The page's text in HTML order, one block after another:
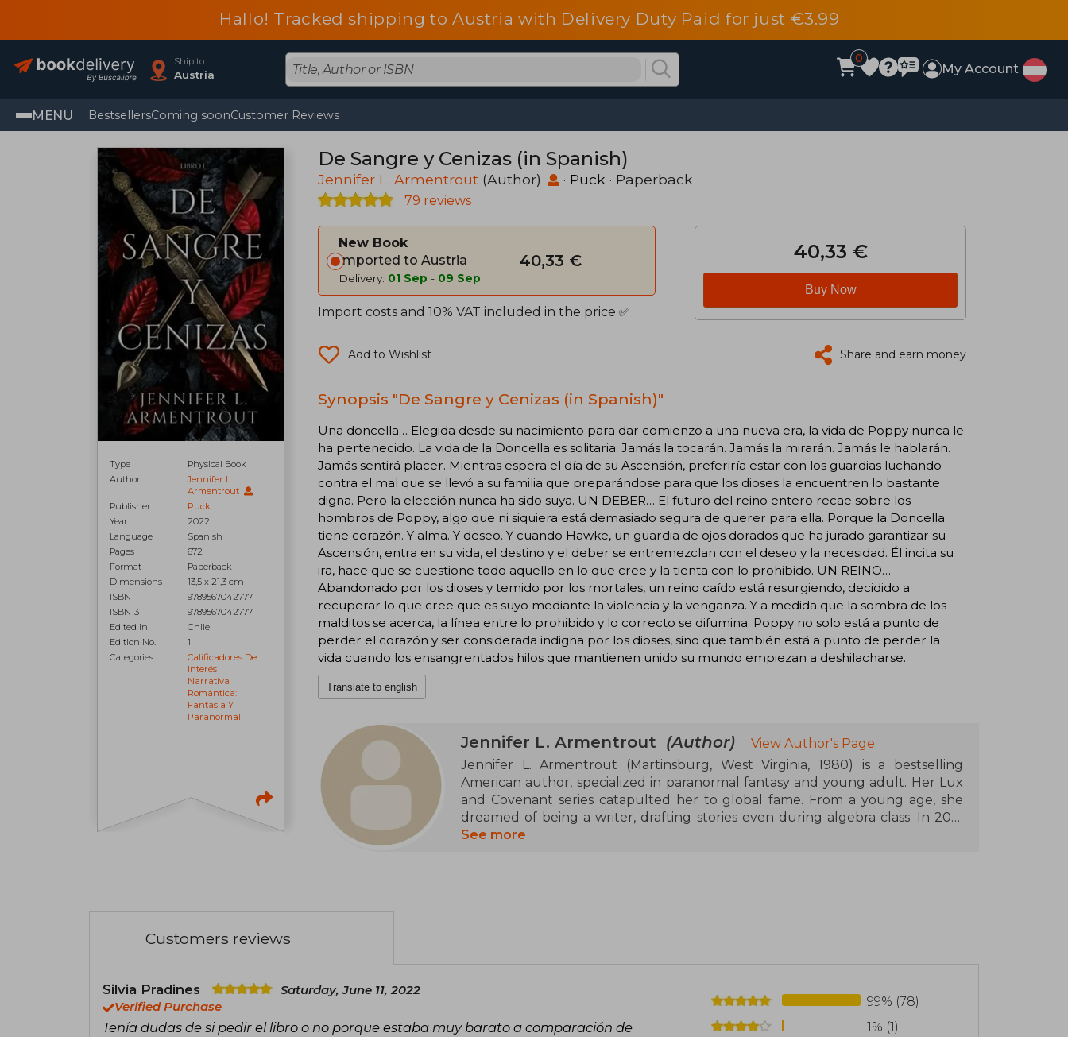
Hallo! Tracked shipping to Austria with Delivery Duty Paid for just €3.99
Ship to
Austria
0
My Account
MENU BestsellersComing soonCustomer Reviews
Type
Physical Book
Author
Jennifer L.
Armentrout
Publisher
Puck
Year
2022
Language
Spanish
Pages
672
Format
Paperback
Dimensions
13,5 x 21,3 cm
ISBN
9789567042777
ISBN13
9789567042777
Edited in
Chile
Edition No.
1
Categories
Calificadores De
Interés
Narrativa
Romántica:
Fantasía Y
Paranormal
De Sangre y Cenizas (in Spanish)
Jennifer L. Armentrout (Author) · Puck · Paperback
79 reviews
New Book
Imported to Austria
Delivery: 01 Sep - 09 Sep
40,33 €
Import costs and 10% VAT included in the price ✅
40,33 €
Buy Now
Add to Wishlist Share and earn money
Synopsis "De Sangre y Cenizas (in Spanish)"
Una doncella… Elegida desde su nacimiento para dar comienzo a una nueva era, la vida de Poppy nunca le
ha pertenecido. La vida de la Doncella es solitaria. Jamás la tocarán. Jamás la mirarán. Jamás le hablarán.
Jamás sentirá placer. Mientras espera el día de su Ascensión, preferiría estar con los guardias luchando
contra el mal que se llevó a su familia que preparándose para que los dioses la encuentren lo bastante
digna. Pero la elección nunca ha sido suya. UN DEBER… El futuro del reino entero recae sobre los
hombros de Poppy, algo que ni siquiera está demasiado segura de querer para ella. Porque la Doncella
tiene corazón. Y alma. Y deseo. Y cuando Hawke, un guardia de ojos dorados que ha jurado garantizar su
Ascensión, entra en su vida, el destino y el deber se entremezclan con el deseo y la necesidad. Él incita su
ira, hace que se cuestione todo aquello en lo que cree y la tienta con lo prohibido. UN REINO…
Abandonado por los dioses y temido por los mortales, un reino caído está resurgiendo, decidido a
recuperar lo que cree que es suyo mediante la violencia y la venganza. Y a medida que la sombra de los
malditos se acerca, la línea entre lo prohibido y lo correcto se difumina. Poppy no solo está a punto de
perder el corazón y ser considerada indigna por los dioses, sino que también está a punto de perder la
vida cuando los ensangrentados hilos que mantienen unido su mundo empiezan a deshilacharse.
Translate to english
Jennifer L. Armentrout (Author)
View Author's Page
Jennifer L. Armentrout (Martinsburg, West Virginia, 1980) is a bestselling
American author, specialized in paranormal fantasy and young adult. Her Lux
and Covenant series catapulted her to global fame. From a young age, she
dreamed of being a writer, drafting stories even during algebra class. In 2011,
she gained recognition with Obsidian and Half-Blood, which debuted on the
See more
Customers reviews
Silvia Pradines
Saturday, June 11, 2022
Verified Purchase
Tenía dudas de si pedir el libro o no porque estaba muy barato a comparación de
99% (78)
1% (1)